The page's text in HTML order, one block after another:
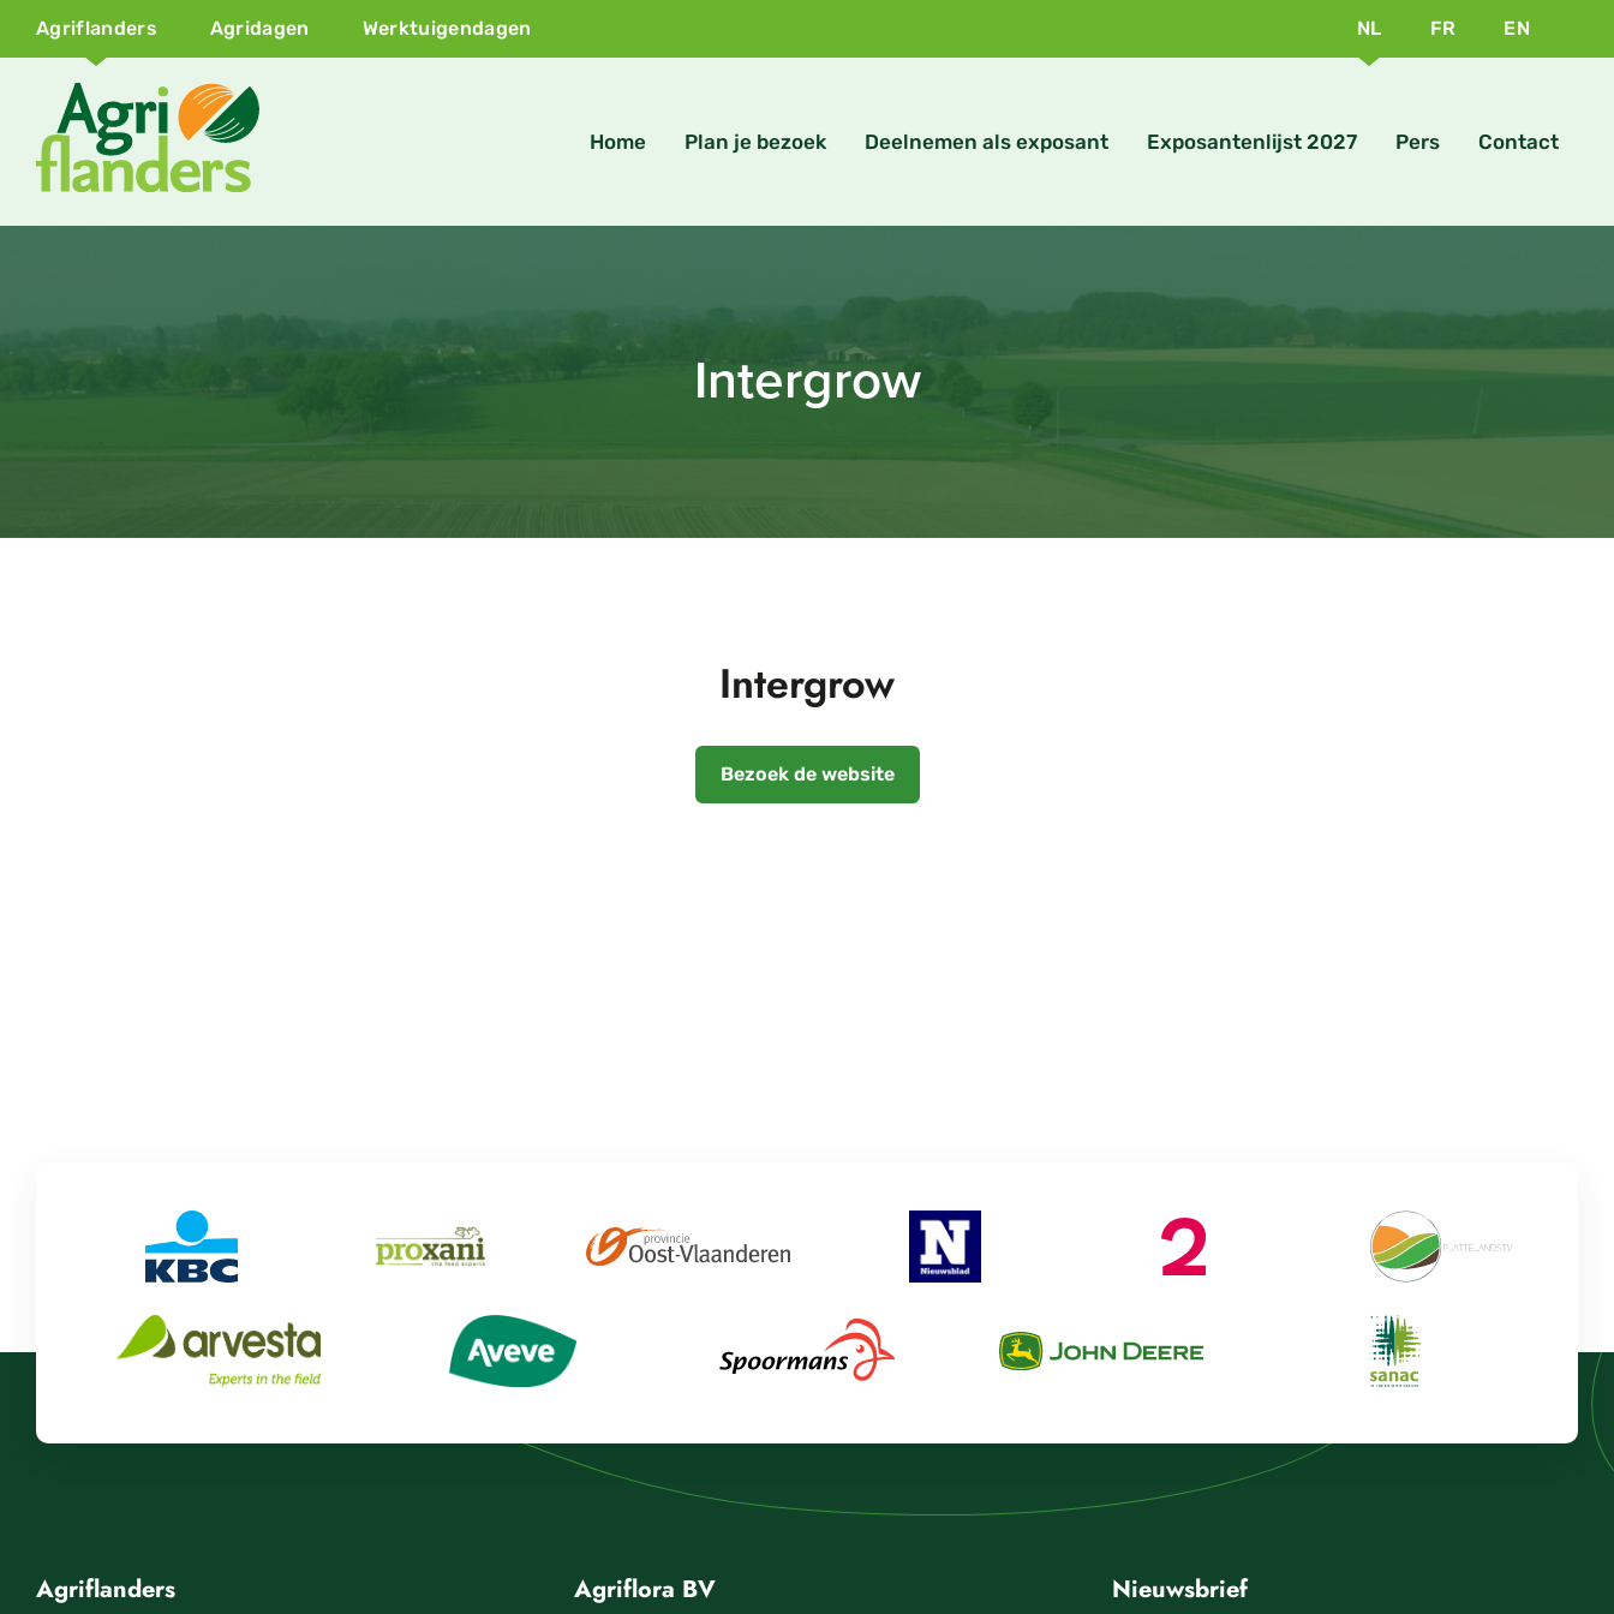
Agriflanders Agridagen Werktuigendagen NL FR EN
Home Plan je bezoek Deelnemen als exposant Exposantenlijst 2027 Pers Contact
Intergrow
Intergrow
Bezoek de website
Agriflanders Agriflora BV Nieuwsbrief